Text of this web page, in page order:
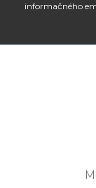
informačného